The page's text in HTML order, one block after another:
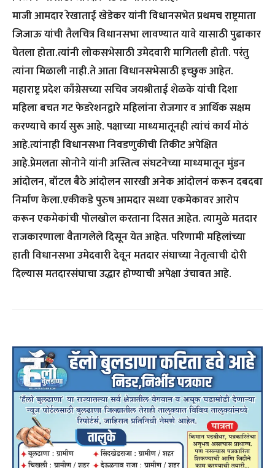
माजी आमदार रेखाताई खेडेकर यांनी विधानसभेत प्रथमच राष्ट्रमाता
जिजाऊ यांची तैलचित्र विधानसभा लावण्यात यावे यासाठी पुढाकार
घेतला होता.त्यांनी लोकसभेसाठी उमेदवारी मागितली होती. परंतु
त्यांना मिळाली नाही.ते आता विधानसभेसाठी इच्छुक आहेत.
महाराष्ट्र प्रदेश काँग्रेसच्या सचिव जयश्रीताई शेळके यांची दिशा
महिला बचत गट फेडरेशनद्वारे महिलांना रोजगार व आर्थिक सक्षम
करण्याचे कार्य सुरू आहे. पक्षाच्या माध्यमातूनही त्यांचं कार्य मोठं
आहे.त्यांनाही विधानसभा निवडणुकीची तिकीट अपेक्षित
आहे.प्रेमलता सोनोने यांनी अस्तित्व संघटनेच्या माध्यमातून मुंडन
आंदोलन, बॉटल बैठे आंदोलन सारखी अनेक आंदोलनं करून दबदबा
निर्माण केला.एकीकडे पुरुष आमदार सध्या एकमेकावर आरोप
करून एकमेकांची पोलखोल करताना दिसत आहेत. त्यामुळे मतदार
राजकारणाला वैतागलेले दिसून येत आहेत. परिणामी महिलांच्या
हाती विधानसभा उमेदवारी देवून मतदार संघाच्या नेतृत्वाची दोरी
दिल्यास मतदारसंघाचा उद्धार होण्याची अपेक्षा उंचावत आहे.